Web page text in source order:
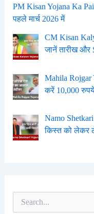
PM Kisan Yojana Ka
पहले मार्च 2026 में
CM Kisan
जानें तारीख और
Mahila Rojgar
करें 10,000
Namo
किस्त को लेकर